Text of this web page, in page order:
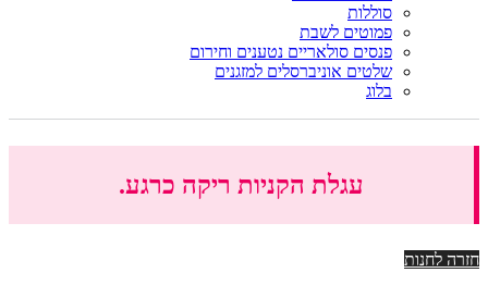
סוללות
פמוטים לשבת
פנסים סולאריים נטענים וחירום
שלטים אוניברסלים למזגנים
בלוג
עגלת הקניות ריקה כרגע.
חזרה לחנות